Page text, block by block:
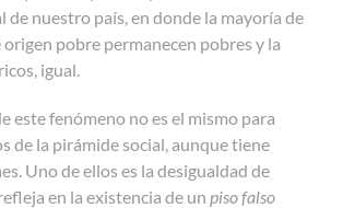
de nuestro país, en donde la mayoría de
origen pobre permanecen pobres y la
igual.
este fenómeno no es el mismo para
de la pirámide social, aunque tiene
Uno de ellos es la desigualdad de
en la existencia de un piso falso